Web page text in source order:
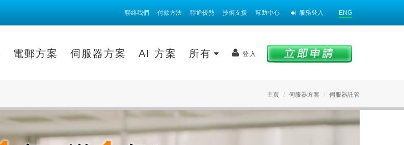
聯絡我們 付款方法 聯通優勢 技術支援 幫助中心 服務登入 ENG
電郵方案 伺服器方案 AI 方案 所有 登入
主頁 伺服器方案 伺服器託管